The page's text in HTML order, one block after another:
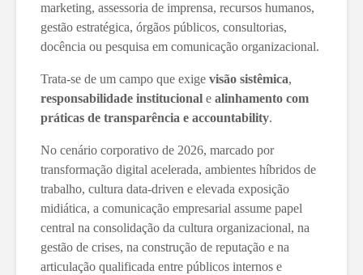
marketing, assessoria de imprensa, recursos humanos,
gestão estratégica, órgãos públicos, consultorias,
docência ou pesquisa em comunicação organizacional.
Trata-se de um campo que exige visão sistêmica,
responsabilidade institucional e alinhamento com
práticas de transparência e accountability.
No cenário corporativo de 2026, marcado por
transformação digital acelerada, ambientes híbridos de
trabalho, cultura data-driven e elevada exposição
midiática, a comunicação empresarial assume papel
central na consolidação da cultura organizacional, na
gestão de crises, na construção de reputação e na
articulação qualificada entre públicos internos e